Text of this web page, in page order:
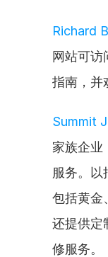
Richard
网站可
指南，并
Summit
家族企业
服务。以
包括黄金
还提供定
修服务。